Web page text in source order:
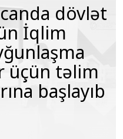
dövlət
İqlim
üçün təlim
başlayıb